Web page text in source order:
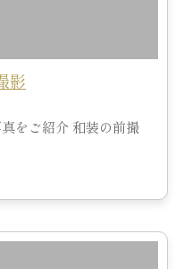
影
をご紹介 和装の前撮